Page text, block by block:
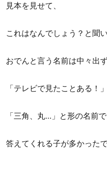
見本を見せて、
これはなんでしょう？と聞
おでんと言う名前は中々出
「テレビで見たことある！
「三角、丸…」と形の名前で
答えてくれる子が多かった